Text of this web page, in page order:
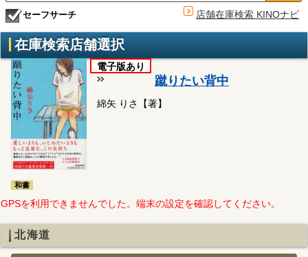
セーフサーチ 店舗在庫検索 KINOナビ
在庫検索店舗選択
和書
電子版あり
蹴りたい背中
綿矢 りさ【著】
GPSを利用できませんでした。端末の設定を確認してください。
北海道